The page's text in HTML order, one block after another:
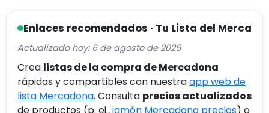
Enlaces recomendados · Tu Lista del Merca
Actualizado hoy: 6 de agosto de 2026
Crea listas de la compra de Mercadona
rápidas y compartibles con nuestraapp web de
lista Mercadona. Consulta precios actualizados
de productos (p. ej.,jamón Mercadona precios) o